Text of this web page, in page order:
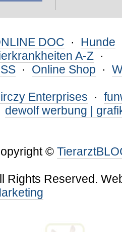
DOC · Hunde
A-Z ·
· Online Shop ·
Enterprises ·
dewolf werbung |
©
Rights Reserved.